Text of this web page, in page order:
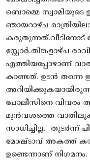
ബൊമ്മെ സ്വാമിയുടെ
ഞായറാഴ്ച
കരുതുന്നത്.വീടിനോട്
സ്റ്റോർ.തിങ്കളാഴ്ച
എത്തിയപ്പോഴാണ്
കാണ്ടത്. ഉടൻ തന്നെ
പോലീസിനെ വിവരം
മുൻവശത്തെ
സാധിച്ചില്ല.
മോഷ്ടാവ് അകത്ത്
ഉണ്ടെന്നാണ് നിഗമനം.